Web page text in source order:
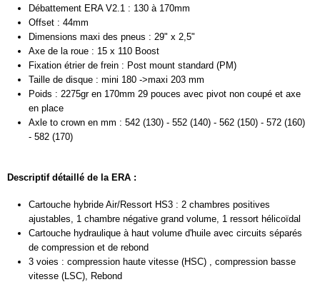
Débattement ERA V2.1 : 130 à 170mm
Offset : 44mm
Dimensions maxi des pneus : 29" x 2,5"
Axe de la roue : 15 x 110 Boost
Fixation étrier de frein : Post mount standard (PM)
Taille de disque : mini 180 ->maxi 203 mm
Poids : 2275gr en 170mm 29 pouces avec pivot non coupé et axe
en place
Axle to crown en mm : 542 (130) - 552 (140) - 562 (150) - 572 (160)
- 582 (170)
Descriptif détaillé de la ERA :
Cartouche hybride Air/Ressort HS3 : 2 chambres positives
ajustables, 1 chambre négative grand volume, 1 ressort hélicoïdal
Cartouche hydraulique à haut volume d'huile avec circuits séparés
de compression et de rebond
3 voies : compression haute vitesse (HSC) , compression basse
vitesse (LSC), Rebond